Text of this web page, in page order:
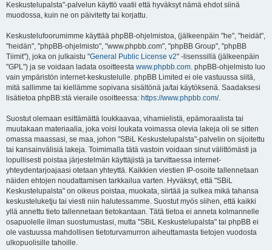
Keskustelupalsta"-palvelun käyttö vaatii että hyväksyt nämä ehdot siinä
muodossa, kuin ne on päivitetty tai korjattu.
Keskustelufoorumimme käyttää phpBB-ohjelmistoa, (jälkeenpäin "he", "heidät",
"heidän", "phpBB-ohjelmisto", "www.phpbb.com", "phpBB Group", "phpBB
Tiimit"), joka on julkaistu "General Public License v2" -lisenssillä (jälkeenpäin
"GPL") ja se voidaan ladata osoitteesta www.phpbb.com. phpBB-ohjelmisto luo
vain ympäristön internet-keskustelulle. phpBB Limited ei ole vastuussa siitä,
mitä sallimme tai kiellämme sopivana sisältönä ja/tai käytöksenä. Saadaksesi
lisätietoa phpBB:stä vieraile osoitteessa: https://www.phpbb.com/.
Suostut olemaan esittämättä loukkaavaa, vihamielistä, epämoraalista tai
muutakaan materiaalia, joka voisi loukata voimassa olevia lakeja oli se sitten
omassa maassasi, se maa, johon "SBiL Keskustelupalsta"-palvelin on sijoitettu
tai kansainvälisiä lakeja. Toimimalla tätä vastoin voidaan sinut välittömästi ja
lopullisesti poistaa järjestelmän käyttäjistä ja tarvittaessa internet-
yhteydentarjoajaasi otetaan yhteyttä. Kaikkien viestien IP-osoite tallennetaan
näiden ehtojen noudattamisen tarkkailua varten. Hyväksyt, että "SBiL
Keskustelupalsta" on oikeus poistaa, muokata, siirtää ja sulkea mikä tahansa
keskusteluketju tai viesti niin halutessamme. Suostut myös siihen, että kaikki
yllä annettu tieto tallennetaan tietokantaan. Tätä tietoa ei anneta kolmannelle
osapuolelle ilman suostumustasi, mutta "SBiL Keskustelupalsta" tai phpBB ei
ole vastuussa mahdollisen tietoturvamurron aiheuttamasta tietojen vuodosta
ulkopuolisille tahoille.